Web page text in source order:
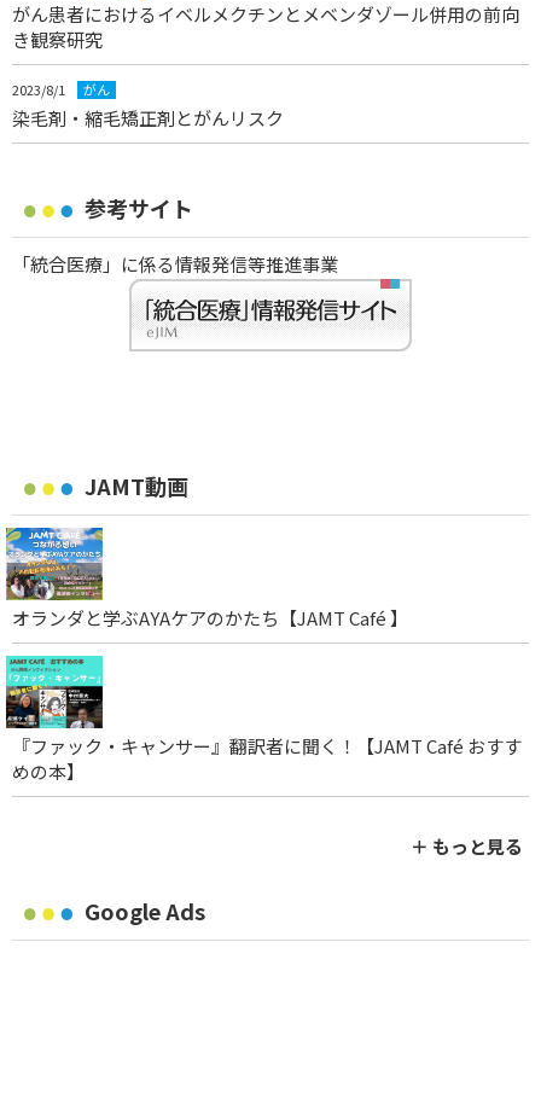
がん患者におけるイベルメクチンとメベンダゾール併用の前向
き観察研究
2023/8/1 がん
染毛剤・縮毛矯正剤とがんリスク
参考サイト
「統合医療」に係る情報発信等推進事業
JAMT動画
オランダと学ぶAYAケアのかたち【JAMT Café 】
『ファック・キャンサー』翻訳者に聞く！【JAMT Café おすす
めの本】
＋ もっと見る
Google Ads